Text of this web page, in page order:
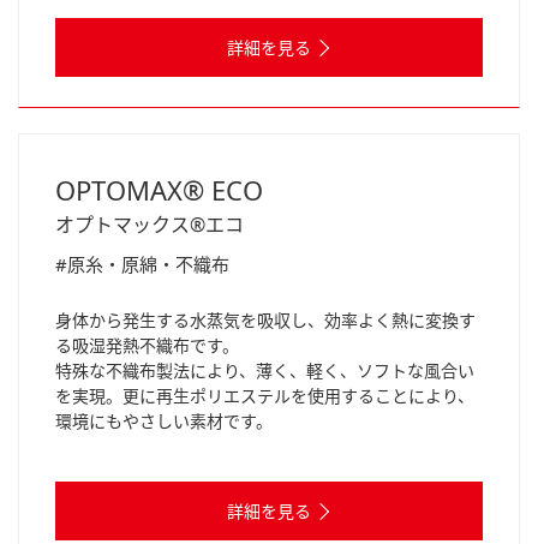
詳細を見る
OPTOMAX® ECO
オプトマックス®エコ
#原糸・原綿・不織布
身体から発生する水蒸気を吸収し、効率よく熱に変換す
る吸湿発熱不織布です。
特殊な不織布製法により、薄く、軽く、ソフトな風合い
を実現。更に再生ポリエステルを使用することにより、
環境にもやさしい素材です。
詳細を見る